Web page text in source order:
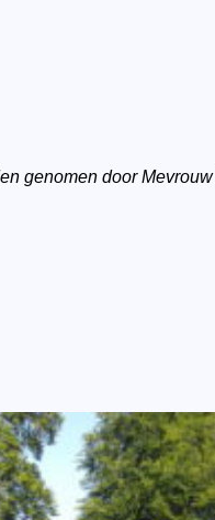
genomen door